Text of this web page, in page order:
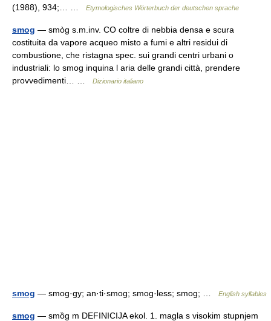
(1988), 934;… …
Etymologisches Wörterbuch der deutschen sprache
smog — smòg s.m.inv. CO coltre di nebbia densa e scura
costituita da vapore acqueo misto a fumi e altri residui di
combustione, che ristagna spec. sui grandi centri urbani o
industriali: lo smog inquina l aria delle grandi città, prendere
provvedimenti… …
Dizionario italiano
smog — smog·gy; an·ti·smog; smog·less; smog; … English syllables
smog — smȍg m DEFINICIJA ekol. 1. magla s visokim stupnjem